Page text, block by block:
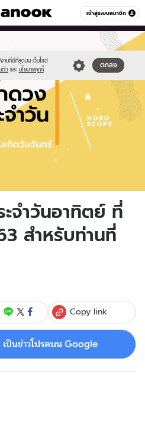
เข้าสู่ระบบสมาชิก
หมวดอื่นๆ
งานที่ดีที่สุดบน เว็บไซต์
ตัว และ นโยบายคุกกี้
ตกลง
จำวันอาทิตย์ ที่
สำหรับท่านที่
Copy link
ป็นข่าวโปรดบน Google